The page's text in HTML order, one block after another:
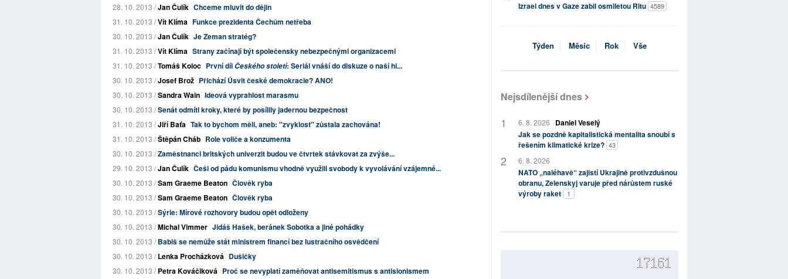
28. 10. 2013 /Jan Čulík Chceme mluvit do dějin
31. 10. 2013 /Vít Klíma Funkce prezidenta Čechům netřeba
30. 10. 2013 /Jan Čulík Je Zeman stratég?
31. 10. 2013 /Vít Klíma Strany začínají být společensky nebezpečnými organizacemi
31. 10. 2013 /Tomáš Koloc První dílČeského století: Seriál vnáší do diskuze o naší hi...
30. 10. 2013 /Josef Brož Přichází Úsvit české demokracie? ANO!
30. 10. 2013 /Sandra Wain Ideová vyprahlost marasmu
30. 10. 2013 /Senát odmítl kroky, které by posílily jadernou bezpečnost
31. 10. 2013 /Jiří Baťa Tak to bychom měli, aneb: "zvyklost" zůstala zachována!
31. 10. 2013 /Štěpán Cháb Role voliče a konzumenta
30. 10. 2013 /Zaměstnanci britských univerzit budou ve čtvrtek stávkovat za zvýše...
29. 10. 2013 /Jan Čulík Češi od pádu komunismu vhodně využili svobody k vyvolávání vzájemné...
30. 10. 2013 /Sam Graeme Beaton Člověk ryba
30. 10. 2013 /Sam Graeme Beaton Člověk ryba
30. 10. 2013 /Sýrie: Mírové rozhovory budou opět odloženy
30. 10. 2013 /Michal Vimmer Jidáš Hašek, beránek Sobotka a jiné pohádky
30. 10. 2013 /Babiš se nemůže stát ministrem financí bez lustračního osvědčení
30. 10. 2013 /Lenka Procházková Dušičky
30. 10. 2013 /Petra Kováčiková Proč se nevyplatí zaměňovat antisemitismus s antisionismem
Izrael dnes v Gaze zabil osmiletou Ritu 4589
Týden Měsíc Rok Vše
Nejsdílenější dnes
6. 8. 2026
Daniel Veselý
Jak se pozdně kapitalistická mentalita snoubí s
řešením klimatické krize? 43
6. 8. 2026
NATO „naléhavě“ zajistí Ukrajině protivzdušnou
obranu, Zelenskyj varuje před nárůstem ruské
výroby raket
1
17161